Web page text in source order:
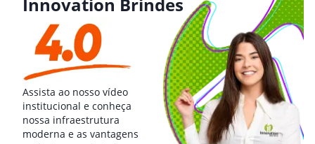
Innovation Brindes
Assista ao nosso vídeo
institucional e conheça
nossa infraestrutura
moderna e as vantagens